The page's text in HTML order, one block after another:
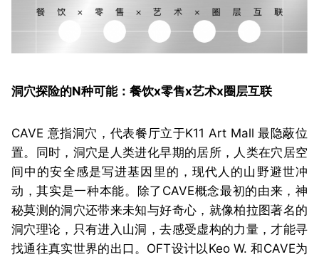
洞穴探险的N种可能：餐饮x零售x艺术x圈层互联
CAVE 意指洞穴，代表餐厅立于K11 Art Mall 最隐蔽位
置。同时，洞穴是人类进化早期的居所，人类在穴居空
间中的安全感是写进基因里的，现代人的山野避世冲
动，其实是一种本能。除了CAVE概念最初的由来，神
秘莫测的洞穴还带来未知与好奇心，就像柏拉图著名的
洞穴理论，只有进入山洞，去感受虚构的力量，才能寻
找通往真实世界的出口。OFT设计以Keo W. 和CAVE为